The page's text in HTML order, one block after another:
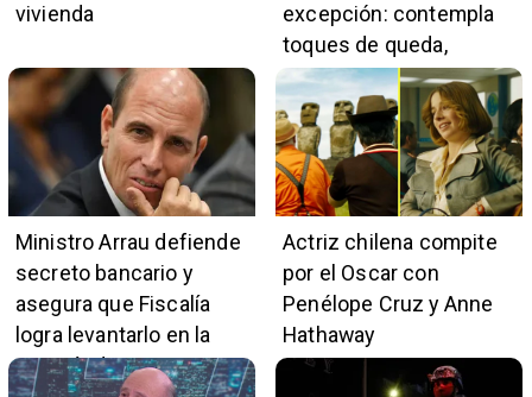
vivienda
excepción: contempla
toques de queda,
restricciones y
escuchas telefónicas
en zonas críticas
Ministro Arrau defiende
secreto bancario y
asegura que Fiscalía
logra levantarlo en la
mayoría de casos
Actriz chilena compite
por el Oscar con
Penélope Cruz y Anne
Hathaway